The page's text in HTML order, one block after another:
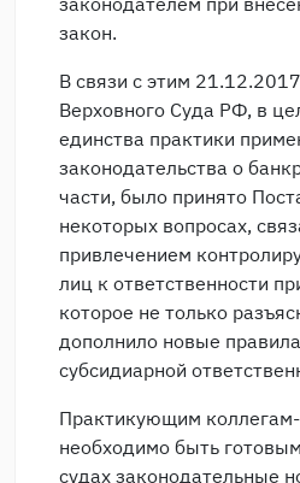
закон.
В связи с этим
Верховного Суда РФ, в
единства практики
законодательства о
части, было принято
некоторых вопросах,
привлечением
лиц к ответственности
которое не только
дополнило новые
субсидиарной
Практикующим
необходимо быть
судах законодательные